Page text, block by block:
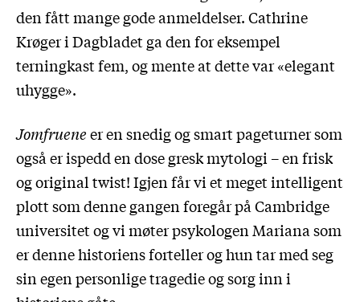
den fått mange gode anmeldelser. Cathrine
Krøger i Dagbladet ga den for eksempel
terningkast fem, og mente at dette var «elegant
uhygge».
Jomfrueneer en snedig og smart pageturner som
også er ispedd en dose gresk mytologi – en frisk
og original twist! Igjen får vi et meget intelligent
plott som denne gangen foregår på Cambridge
universitet og vi møter psykologen Mariana som
er denne historiens forteller og hun tar med seg
sin egen personlige tragedie og sorg inn i